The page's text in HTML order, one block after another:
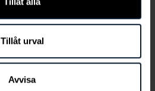
Tillåt urval
Avvisa